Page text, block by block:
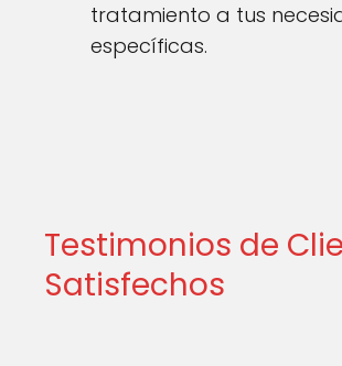
tratamiento a tus
específicas.
Testimonios de
Satisfechos